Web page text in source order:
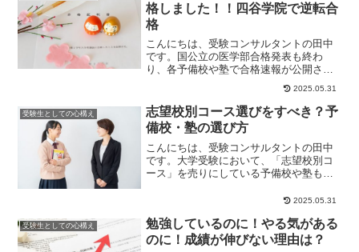
格しました！！四谷学院で逆転合
格
こんにちは、受験コンサルタントの田中
です。国公立の医学部合格発表も終わ
り、各予備校や塾で合格速報が公開され
ました。そんな中、「四谷学院から医学
2025.05.31
受験生としての心構え
志望校別コース選びをすべき？予
備校・塾の選び方
こんにちは、受験コンサルタントの田中
です。大学受験において、「志望校別コ
ース」を売りにしている予備校や塾もあ
2025.05.31
受験生としての心構え
勉強しているのに！やる気がある
のに！成績が伸びない理由は？